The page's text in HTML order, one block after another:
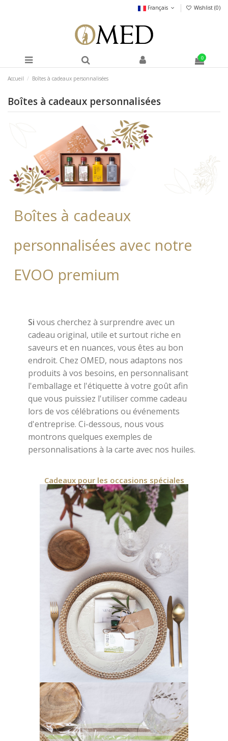
Français Wishlist (0)
0
Accueil Boîtes à cadeaux personnalisées
Boîtes à cadeaux personnalisées
Boîtes à cadeaux
personnalisées avec notre
EVOO premium
Si vous cherchez à surprendre avec un
cadeau original, utile et surtout riche en
saveurs et en nuances, vous êtes au bon
endroit. Chez OMED, nous adaptons nos
produits à vos besoins, en personnalisant
l'emballage et l'étiquette à votre goût afin
que vous puissiez l'utiliser comme cadeau
lors de vos célébrations ou événements
d'entreprise. Ci-dessous, nous vous
montrons quelques exemples de
personnalisations à la carte avec nos huiles.
Cadeaux pour les occasions spéciales